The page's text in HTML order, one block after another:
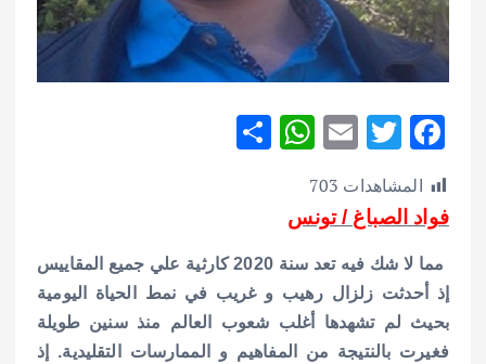
F
ac
e
b
o
o
k
T
w
it
te
r
E
ai
l
W
A
p
p
المشاهدات 703
فواد الصباغ / تونس
مما لا شك فيه تعد سنة 2020 كارثية علي جميع المقاييس
إذ أحدثت زلزال رهيب و غريب في نمط الحياة اليومية
بحيث لم تشهدها أغلب شعوب العالم منذ سنين طويلة
فغيرت بالنتيجة من المفاهيم و الممارسات التقليدية. إذ